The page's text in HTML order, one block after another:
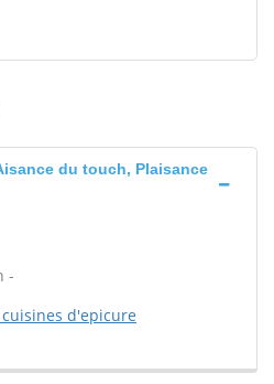
du touch, Plaisance
-
cuisines d'epicure